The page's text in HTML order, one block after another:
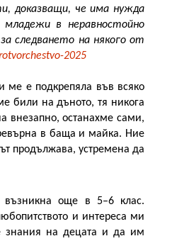
доказващи, че има нужда
в неравностойно
следването на някого от
2025
ме е подкрепяла във всяко
били на дъното, тя никога
внезапно, останахме сами,
в баща и майка. Ние
продължава, устремена да
възникна още в 5–6 клас.
и интереса ми
знания на децата и да им